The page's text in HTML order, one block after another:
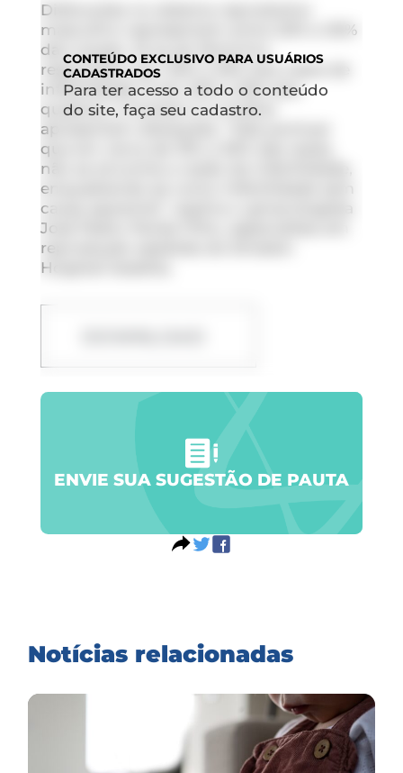
Disfunções no sistema reprodutivo
masculino representam entre 20% e 30%
das causas. Já as do feminino
respondem por 30% a 35% dos casos de
infertilidade. E em 20% a 35% dos
quadros, o homem e a mulher
apresentam alterações. “Vale pontuar
que em cerca de 10% a 30% das vezes,
não se encontra a razão da infertilidade,
enquadrando-se como infertilidade sem
causa aparente”, explica o ginecologista
José Pedro Parise Filho, especialista em
reprodução assistida do Einstein
Hospital Israelita.
CONTEÚDO EXCLUSIVO PARA USUÁRIOS
CADASTRADOS
Para ter acesso a todo o conteúdo
do site, faça seu cadastro.
ENVIE SUA SUGESTÃO DE PAUTA
Notícias relacionadas